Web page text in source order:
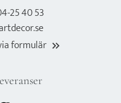
25 40 53
formulär keyboard_double_arrow_right